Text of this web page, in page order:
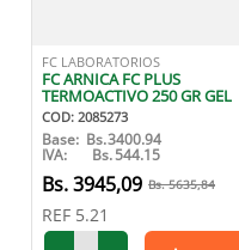
FC LABORATORIOS
FC ARNICA FC PLUS
TERMOACTIVO 250 GR GEL
COD: 2085273
Base: Bs.3400.94
IVA: Bs.544.15
3945,09 5635,84
REF 5.21